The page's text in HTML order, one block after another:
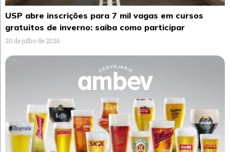
USP abre inscrições para 7 mil vagas em cursos
gratuitos de inverno: saiba como participar
20 de julho de 2026